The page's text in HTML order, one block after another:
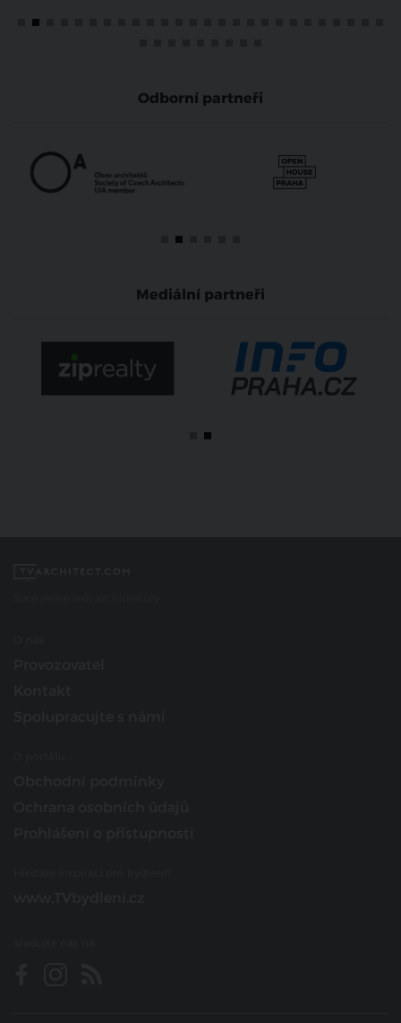
Odborní partneři
Mediální partneři